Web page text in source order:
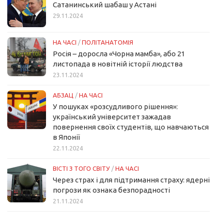
Сатанинський шабаш у Астані
29.11.2024
НА ЧАСІ / ПОЛІТАНАТОМІЯ
Росія – доросла «Чорна мамба», або 21
листопада в новітній історії людства
23.11.2024
АБЗАЦ / НА ЧАСІ
У пошуках «розсудливого рішення»:
український університет зажадав
повернення своїх студентів, що навчаються
в Японії
22.11.2024
ВІСТІ З ТОГО СВІТУ / НА ЧАСІ
Через страх і для підтримання страху: ядерні
погрози як ознака безпорадності
21.11.2024